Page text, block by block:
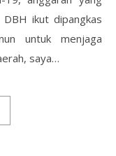
ikut dipangkas
untuk menjaga
saya…